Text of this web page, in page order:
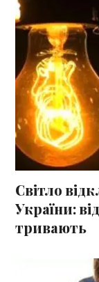
Світло
України:
тривають